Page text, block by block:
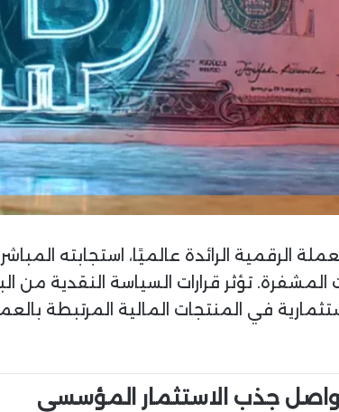
الرقمية الرائدة عالميًا، استجابته
المشفرة. تؤثر قرارات السياسة النقدية
في المنتجات المالية المرتبطة